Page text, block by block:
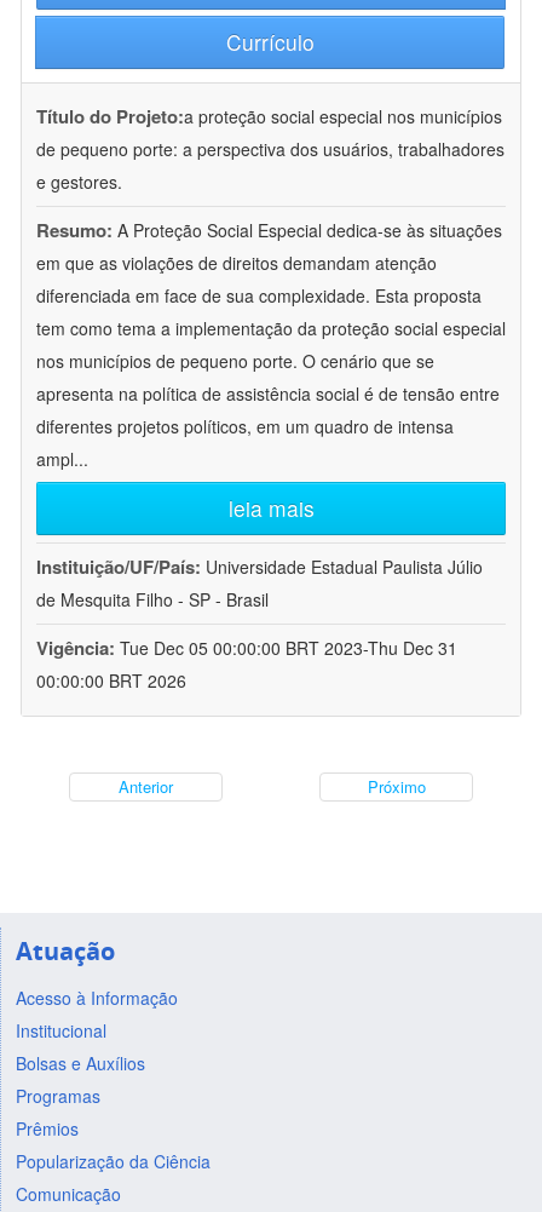
Currículo
Título do Projeto:a proteção social especial nos municípios
de pequeno porte: a perspectiva dos usuários, trabalhadores
e gestores.
Resumo: A Proteção Social Especial dedica-se às situações
em que as violações de direitos demandam atenção
diferenciada em face de sua complexidade. Esta proposta
tem como tema a implementação da proteção social especial
nos municípios de pequeno porte. O cenário que se
apresenta na política de assistência social é de tensão entre
diferentes projetos políticos, em um quadro de intensa
ampl...
leia mais
Instituição/UF/País: Universidade Estadual Paulista Júlio
de Mesquita Filho - SP - Brasil
Vigência: Tue Dec 05 00:00:00 BRT 2023-Thu Dec 31
00:00:00 BRT 2026
Anterior Próximo
Atuação
Acesso à Informação
Institucional
Bolsas e Auxílios
Programas
Prêmios
Popularização da Ciência
Comunicação